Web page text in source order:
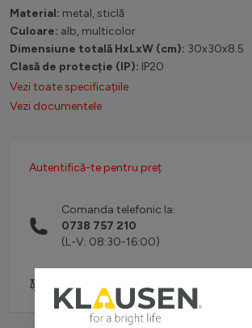
Material: metal, sticlă
Culoare: alb, multicolor
Dimensiune totală HxLxW (cm): 30x30x8.5
Clasă de protecție (IP): IP20
Vezi toate specificațiile
Vezi documentele
Autentifică-te pentru preț
Comanda telefonic la:
0738 757 210
(L-V: 08:30-16:00)